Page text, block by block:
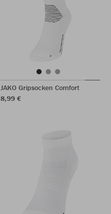
JAKO Gripsocken Comfort
8,99 €